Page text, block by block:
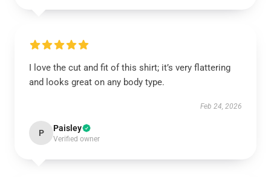
I love the cut and fit of this shirt; it’s very flattering
and looks great on any body type.
Feb 24, 2026
P Paisley
Verified owner